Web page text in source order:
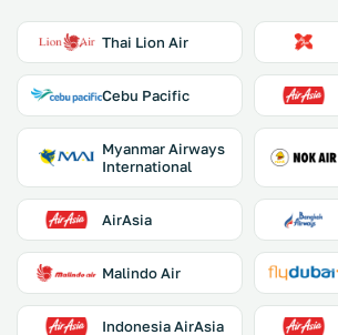
Thai Lion Air
Cebu Pacific
Myanmar Airways
International
AirAsia
Malindo Air
Indonesia AirAsia